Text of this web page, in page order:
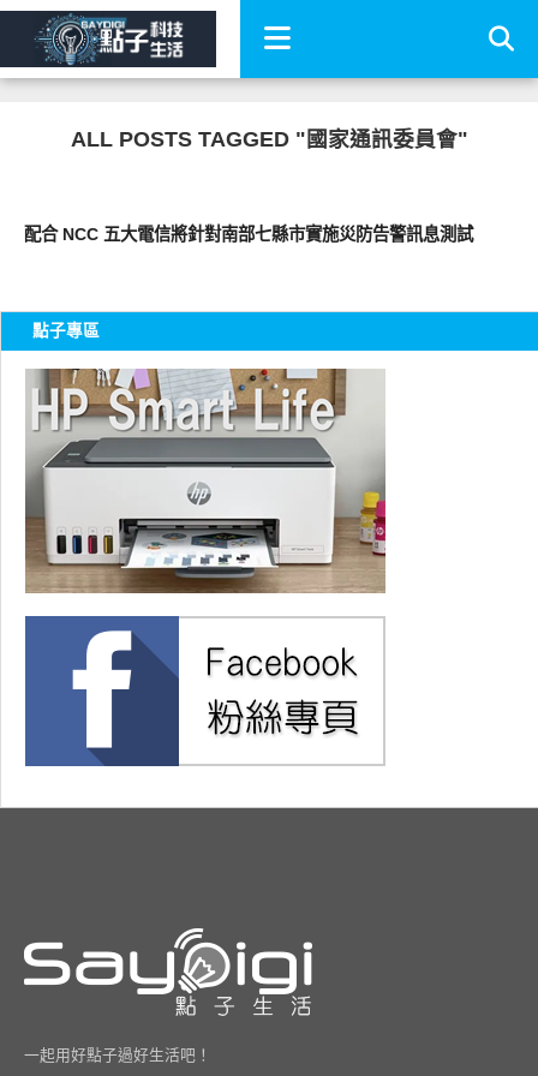
ALL POSTS TAGGED "國家通訊委員會"
配合 NCC 五大電信將針對南部七縣市實施災防告警訊息測試
點子專區
一起用好點子過好生活吧！